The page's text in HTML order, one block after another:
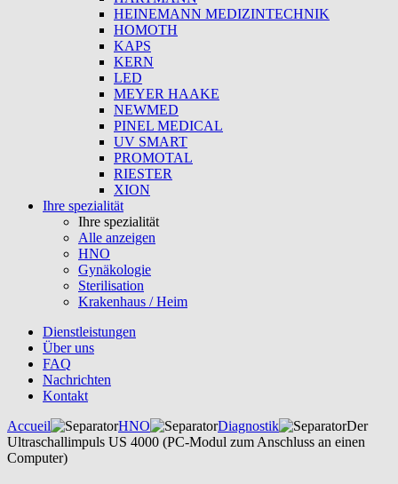
HEINEMANN MEDIZINTECHNIK
HOMOTH
KAPS
KERN
LED
MEYER HAAKE
NEWMED
PINEL MEDICAL
UV SMART
PROMOTAL
RIESTER
XION
Ihre spezialität
Ihre spezialität
Alle anzeigen
HNO
Gynäkologie
Sterilisation
Krakenhaus / Heim
Dienstleistungen
Über uns
FAQ
Nachrichten
Kontakt
Accueil
HNO Diagnostik
Der
Ultraschallimpuls US 4000 (PC-Modul zum Anschluss an einen
Computer)